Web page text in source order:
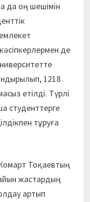
да оң шешімін
де
1218
етілді. Түрлі
студенттерге
тұруға
Тоқаевтың
жастардың
артып